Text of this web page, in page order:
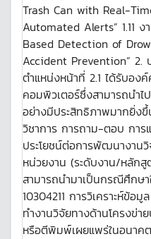
Trash Can with Real-
Automated Alerts” 1.11
Based Detection of
Accident Prevention” 2.
ตำแหน่งหน้าที่ 2.1 ได้รับอง
คอมพิวเตอร์ซึ่งสามารถนำไ
อย่างมีประสิทธิภาพมากยิ่ง
วิชาการ การถาม-ตอบ การ
ประโยชน์ต่อการพัฒนางาน
หน่วยงาน (ระดับงาน/หลัก
สามารถนำมาเป็นกรณีศึกษ
10304211 การวิเคราะห์ข้อ
ทำงานวิจัยทางด้านโครงข่า
หรือตีพิมพ์เผยแพร่ในอนาคต